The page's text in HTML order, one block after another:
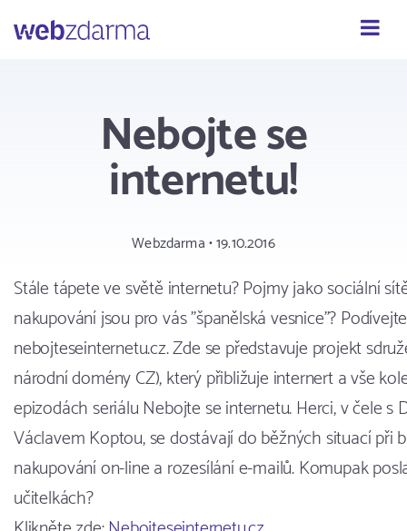
Nebojte se
internetu!
Webzdarma • 19.10.2016
Stále tápete ve světě internetu? Pojmy jako sociální
nakupování jsou pro vás "španělská vesnice"?
nebojteseinternetu.cz. Zde se představuje projekt
národní domény CZ), který přibližuje internert a vše
epizodách seriálu Nebojte se internetu. Herci, v čele s
Václavem Koptou, se dostávají do běžných situací při
nakupování on-line a rozesílání e-mailů. Komupak
učitelkách?